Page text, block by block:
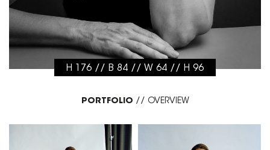
H 176 // B 84 // W 64 // H 96
PORTFOLIO // OVERVIEW